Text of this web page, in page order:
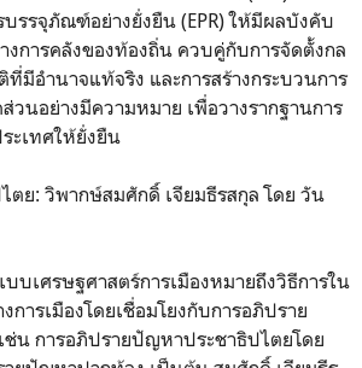
รรจุภัณฑ์อย่างยั่งยืน (EPR) ให้มีผลบังคับ
การคลังของท้องถิ่น ควบคู่กับการจัดตั้งกล
ที่มีอำนาจแท้จริง และการสร้างกระบวนการ
วนอย่างมีความหมาย เพื่อวางรากฐานการ
ะเทศให้ยั่งยืน
ตย: วิพากษ์สมศักดิ์ เจียมธีรสกุล โดย วัน
บเศรษฐศาสตร์การเมืองหมายถึงวิธีการใน
การเมืองโดยเชื่อมโยงกับการอภิปราย
น การอภิปรายปัญหาประชาธิปไตยโดย